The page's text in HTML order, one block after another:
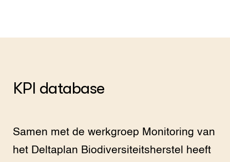
KPI database
Samen met de werkgroep Monitoring van
het Deltaplan Biodiversiteitsherstel heeft